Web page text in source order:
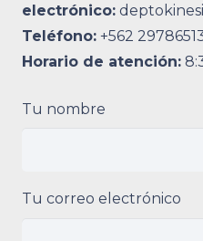
electrónico:
Teléfono: +562
Horario de atención:
Tu nombre
Tu correo electrónico